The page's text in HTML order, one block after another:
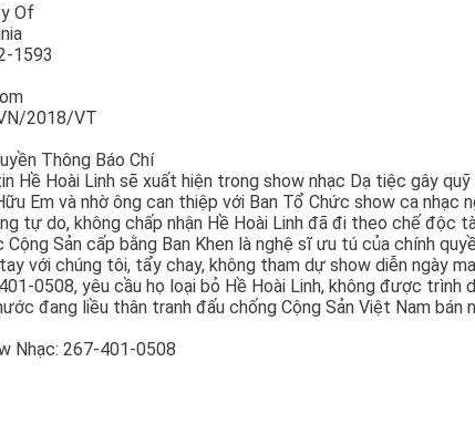
Of
1593
2018/VT
Thông Báo Chí
Hề Hoài Linh sẽ xuất hiện trong show nhạc Dạ tiệc gây
Em và nhờ ông can thiệp với Ban Tổ Chức show ca
tự do, không chấp nhận Hề Hoài Linh đã đi theo chế
Sản cấp bằng Ban Khen là nghệ sĩ ưu tú của chính
với chúng tôi, tẩy chay, không tham dự show diễn ngày
0508, yêu cầu họ loại bỏ Hề Hoài Linh, không được trình
đang liều thân tranh đấu chống Cộng Sản Việt Nam
Nhạc: 267-401-0508